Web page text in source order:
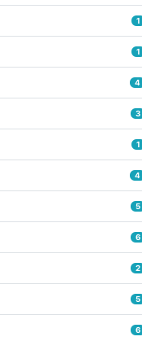
1
1
4
3
1
4
5
6
2
5
6